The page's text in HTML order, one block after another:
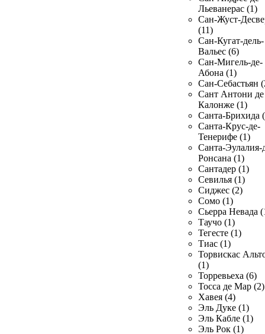
Льеванерас (1)
Сан-Жуст-
(11)
Сан-Кугат-дель-
Вальес (6)
Сан-Мигель-де-
Абона (1)
Сан-Себастьян
Сант Антони де
Калонже (1)
Санта-Брихида
Санта-Крус-де-
Тенерифе (1)
Санта-Эулалия-
Ронсана (1)
Сантадер (1)
Севилья (1)
Сиджес (2)
Сомо (1)
Сьерра Невада
Таучо (1)
Тегесте (1)
Тиас (1)
Торвискас
(1)
Торревьеха (6)
Тосса де Мар (2)
Хавея (4)
Эль Дуке (1)
Эль Кабле (1)
Эль Рок (1)